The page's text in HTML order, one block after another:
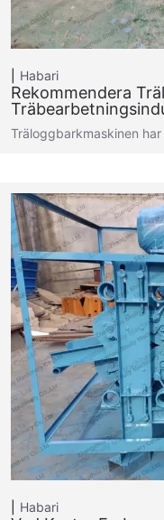
Habari
Rekommendera
Träloggbarkmaskinen
Habari